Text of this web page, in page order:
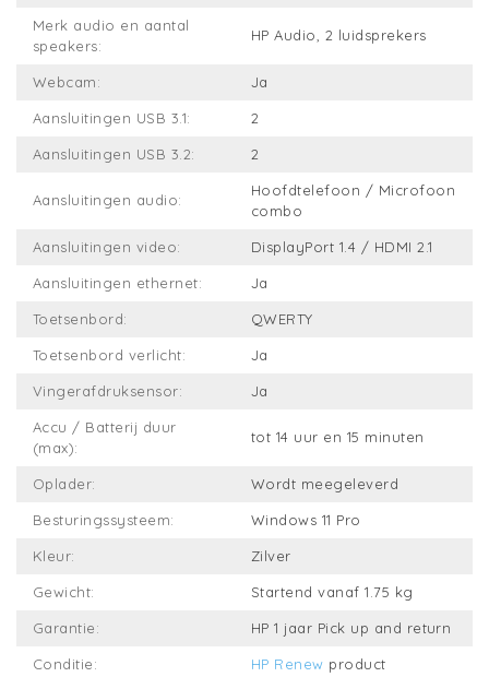
Merk audio en aantal
speakers:
HP Audio, 2 luidsprekers
Webcam: Ja
Aansluitingen USB 3.1: 2
Aansluitingen USB 3.2: 2
Aansluitingen audio:
Hoofdtelefoon / Microfoon
combo
Aansluitingen video: DisplayPort 1.4 / HDMI 2.1
Aansluitingen ethernet: Ja
Toetsenbord: QWERTY
Toetsenbord verlicht: Ja
Vingerafdruksensor: Ja
Accu / Batterij duur
(max):
tot 14 uur en 15 minuten
Oplader: Wordt meegeleverd
Besturingssysteem: Windows 11 Pro
Kleur: Zilver
Gewicht: Startend vanaf 1.75 kg
Garantie: HP 1 jaar Pick up and return
Conditie: HP Renew product